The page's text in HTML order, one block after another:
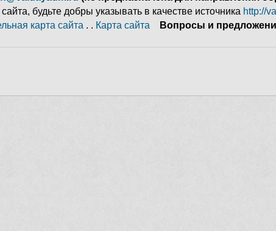
будьте добры указывать в качестве источника http://
карта сайта . . Карта сайта
Вопросы и